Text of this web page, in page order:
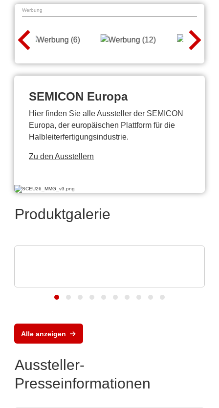
Werbung
SEMICON Europa
Hier finden Sie alle Aussteller der SEMICON
Europa, der europäischen Plattform für die
Halbleiterfertigungsindustrie.
Zu den Ausstellern
Produktgalerie
Alle anzeigen
Aussteller-
Presseinformationen